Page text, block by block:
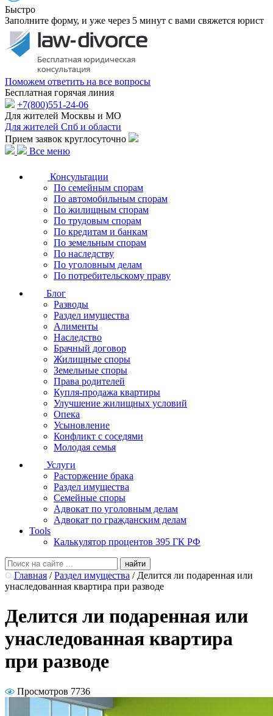
Быстро
Заполните форму, и уже через 5 минут с вами свяжется юрист
Поможем ответить на все вопросы
Бесплатная горячая линия
+7(800)551-24-06
Для жителей Москвы и МО
Для жителей Спб и области
Прием заявок круглосуточно
Все меню
Консультации
По семейным спорам
По автомобильным спорам
По жилищным спорам
По трудовым спорам
По кредитам и банкам
По земельным спорам
По наследству
По уголовным делам
По потребительскому праву
Блог
Разводы
Раздел имущества
Алименты
Наследство
Брачный договор
Жилищные споры
Земельные споры
Права родителей
Купля-продажа квартиры
Улучшение жилищных условий
Опека
Усыновление
Конфликт с соседями
Молодая семья
Услуги
Расторжение брака
Раздел имущества
Семейные споры
Адвокат по уголовным делам
Адвокат по гражданским делам
Tools
Калькулятор процентов 395 ГК РФ
Главная / Раздел имущества / Делится ли подаренная или
унаследованная квартира при разводе
Делится ли подаренная или
унаследованная квартира
при разводе
Просмотров 7736